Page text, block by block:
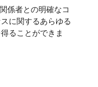
係者との明確なコ
に関するあらゆる
ることができま